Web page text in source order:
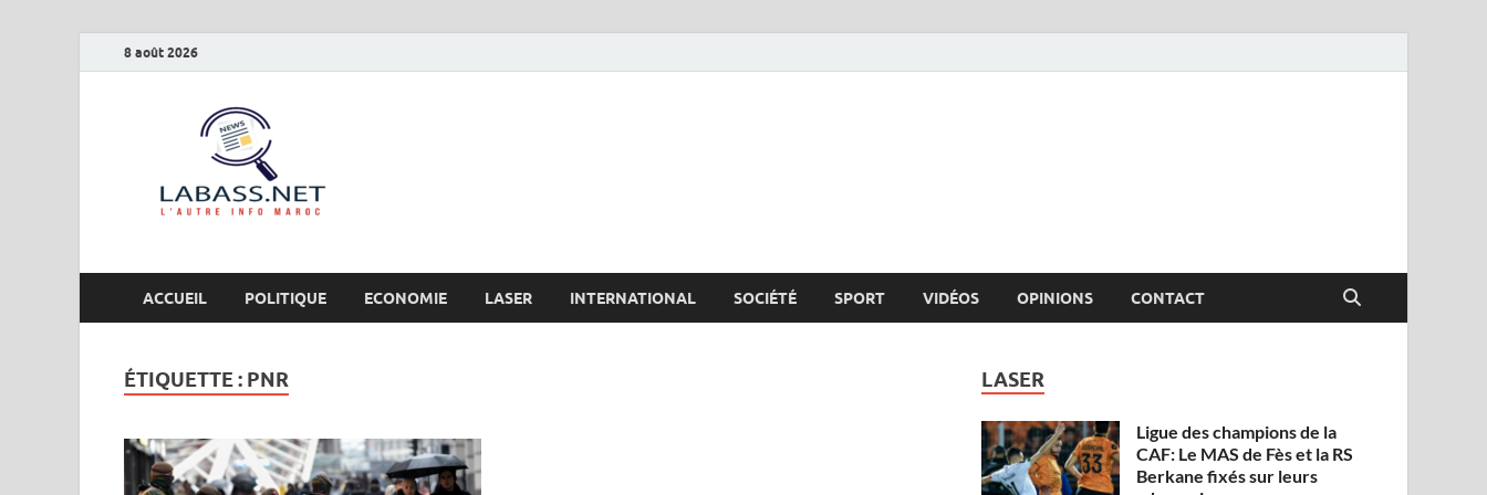
8 août 2026
ACCUEIL POLITIQUE ECONOMIE LASER INTERNATIONAL SOCIÉTÉ SPORT VIDÉOS OPINIONS CONTACT
ÉTIQUETTE : PNR LASER
Ligue des champions de la
CAF: Le MAS de Fès et la RS
Berkane fixés sur leurs